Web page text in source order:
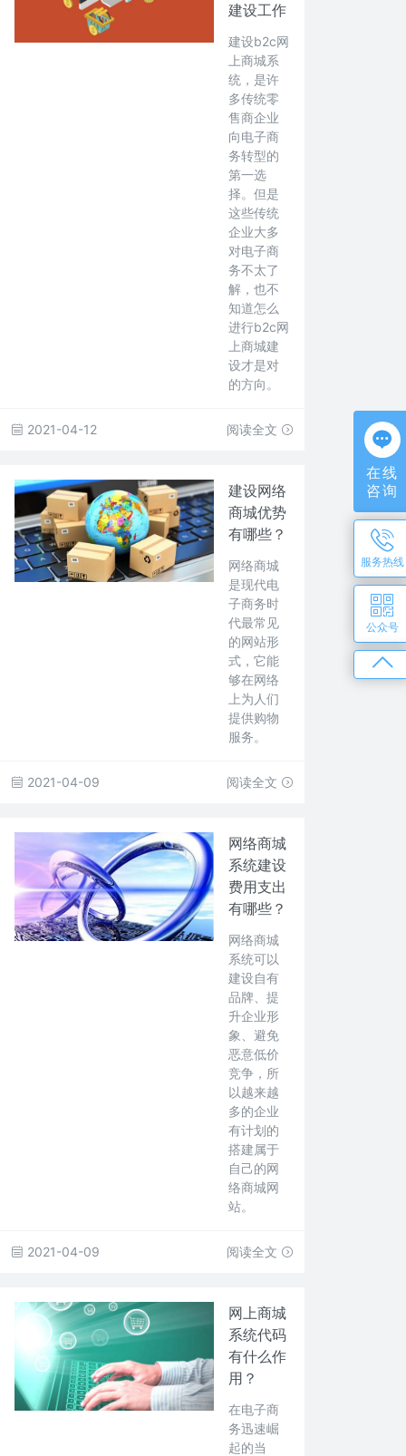
建设工作
建设b2c网
上商城系
统，是许
多传统零
售商企业
向电子商
务转型的
第一选
择。但是
这些传统
企业大多
对电子商
务不太了
解，也不
知道怎么
进行b2c网
上商城建
设才是对
的方向。
2021-04-12 阅读全文
建设网络
商城优势
有哪些？
网络商城
是现代电
子商务时
代最常见
的网站形
式，它能
够在网络
上为人们
提供购物
服务。
2021-04-09 阅读全文
网络商城
系统建设
费用支出
有哪些？
网络商城
系统可以
建设自有
品牌、提
升企业形
象、避免
恶意低价
竞争，所
以越来越
多的企业
有计划的
搭建属于
自己的网
络商城网
站。
2021-04-09 阅读全文
网上商城
系统代码
有什么作
用？
在电子商
务迅速崛
起的当
在线
咨询
服务热线
公众号